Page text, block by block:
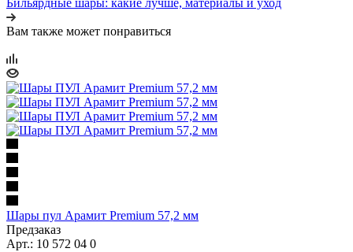
Вам также может понравиться
Шары пул Арамит Premium 57,2 мм
Предзаказ
Арт.: 10 572 04 0